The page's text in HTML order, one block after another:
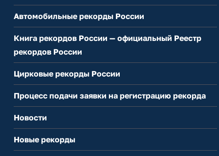
Автомобильные рекорды России
Книга рекордов России — официальный Реестр
рекордов России
Цирковые рекорды России
Процесс подачи заявки на регистрацию рекорда
Новости
Новые рекорды